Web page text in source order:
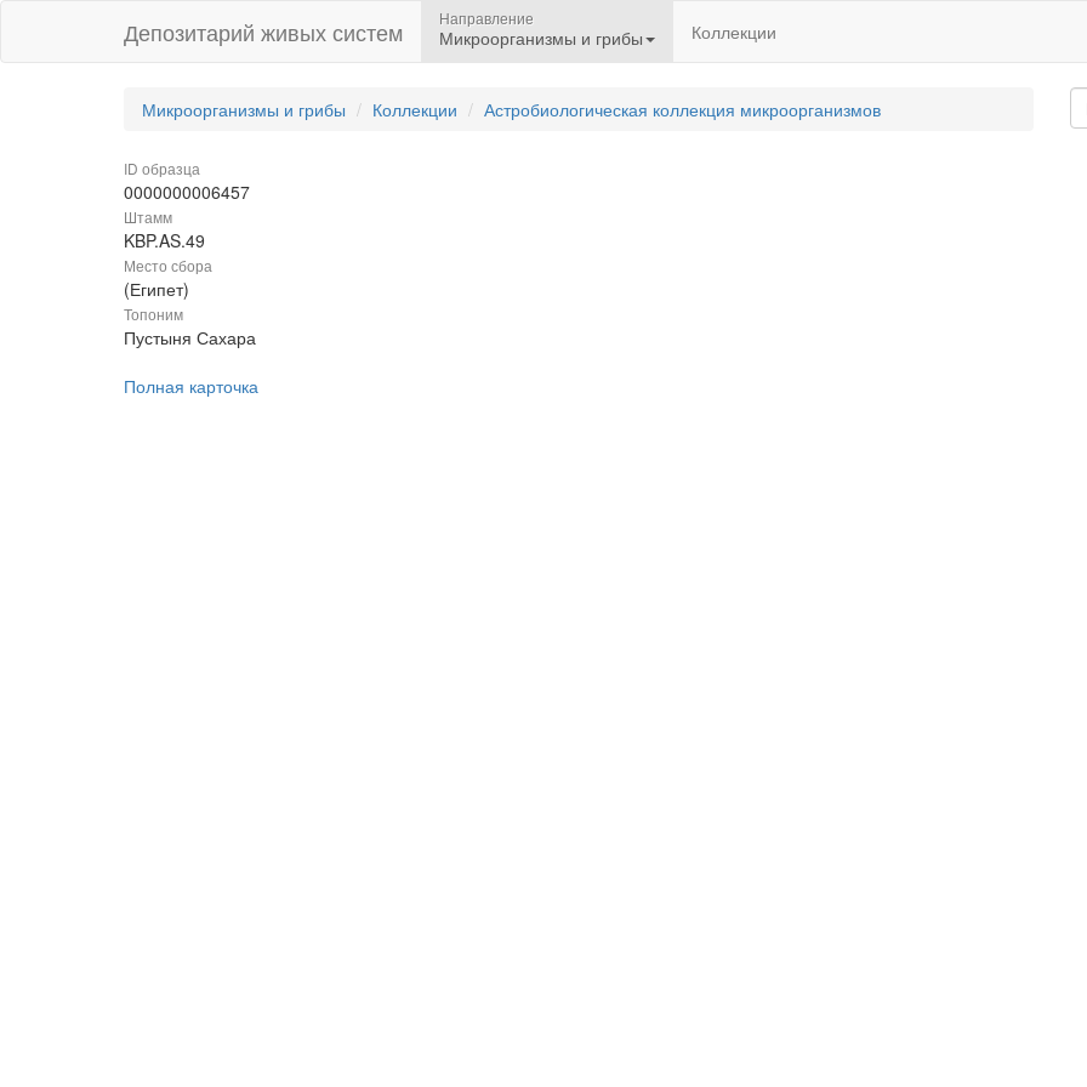
Депозитарий живых систем Направление
Микроорганизмы и грибы Коллекции
Микроорганизмы и грибы Коллекции Астробиологическая коллекция микроорганизмов
ID образца
0000000006457
Штамм
KBP.AS.49
Место сбора
(Египет)
Топоним
Пустыня Сахара
Полная карточка